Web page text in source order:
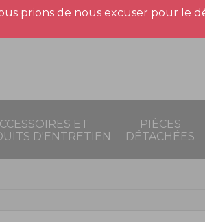
prions de nous excuser pour
ET
D'ENTRETIEN
PIÈCES
DÉTACHÉES